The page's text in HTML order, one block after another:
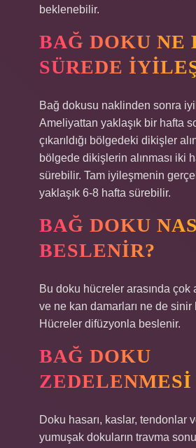
beklenebilir.
BAĞ DOKU NE
SÜREDE
Bağ dokusu naklinden sonra
Ameliyattan yaklaşık bir hafta
çıkarıldığı bölgedeki dikişler
bölgede dikişlerin alınması iki
sürebilir. Tam iyileşmenin
yaklaşık 6-8 hafta sürebilir.
BAĞ DOKU
BESLENIR?
Bu doku hücreler arasında çok
ve ne kan damarları ne de sinir
Hücreler difüzyonla beslenir.
BAĞ DOKU
ZEDELENMESI
Doku hasarı, kaslar, tendonlar
yumuşak dokuların travma